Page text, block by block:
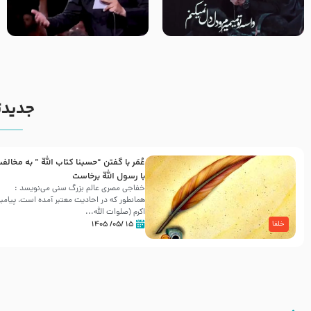
مصداق کربلا – حاج حسین سیب
شور ، حسینا! به‌ حق زهرا «أُنْظُرْ
إِلَینا» – عزاداری شب هفتم ماه
خلفا
عُمَر با گفتن “حسبنا كتاب اللّه ” به
با رسول اللّه برخاست
خفاجی مصری عالم بزرگ سنی می‌نویسد :
همانطور که در احادیث معتبر آمده است،
اکرم (صلوات اللّه...
۱۵ /۰۵/ ۱۴۰۵